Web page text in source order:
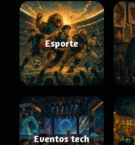
Esporte
Eventos tech